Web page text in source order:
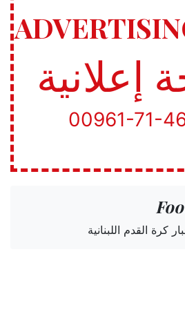
إعلانية
00961-71-
كرة القدم اللبنانية